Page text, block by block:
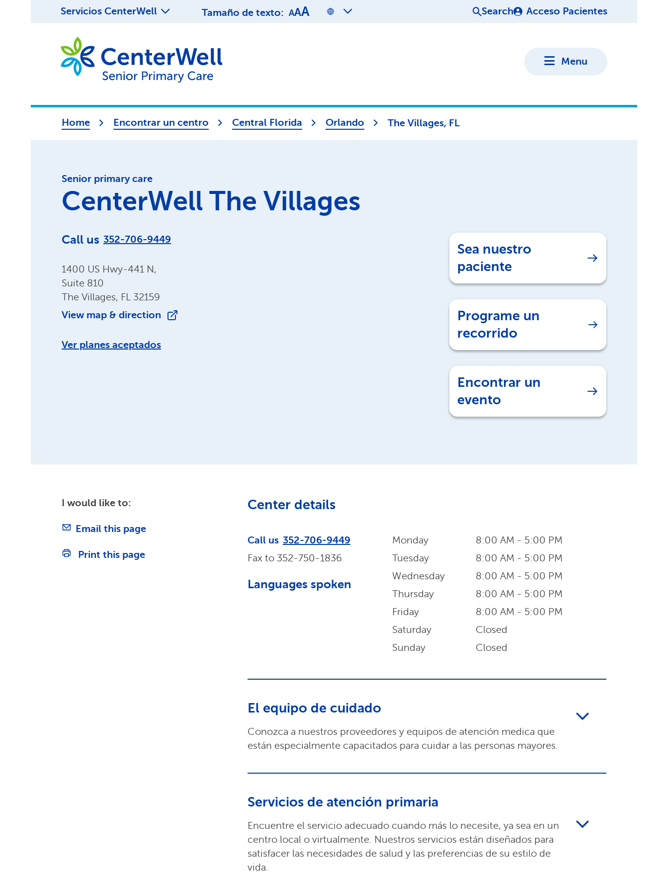
Servicios CenterWell Tamaño de texto: AAA Search Acceso Pacientes
Menu
Home Encontrar un centro Central Florida Orlando The Villages, FL
Senior primary care
CenterWell The Villages
Call us 352-706-9449
1400 US Hwy-441 N,
Suite 810
The Villages, FL 32159
View map & direction
Ver planes aceptados
Sea nuestro
paciente
Programe un
recorrido
Encontrar un
evento
I would like to:
Email this page
Print this page
Center details
Call us 352-706-9449
Fax to 352-750-1836
Languages spoken
Monday
Tuesday
Wednesday
Thursday
Friday
Saturday
Sunday
8:00 AM - 5:00 PM
8:00 AM - 5:00 PM
8:00 AM - 5:00 PM
8:00 AM - 5:00 PM
8:00 AM - 5:00 PM
Closed
Closed
El equipo de cuidado
Conozca a nuestros proveedores y equipos de atención medica que
están especialmente capacitados para cuidar a las personas mayores.
Servicios de atención primaria
Encuentre el servicio adecuado cuando más lo necesite, ya sea en un
centro local o virtualmente. Nuestros servicios están diseñados para
satisfacer las necesidades de salud y las preferencias de su estilo de
vida.